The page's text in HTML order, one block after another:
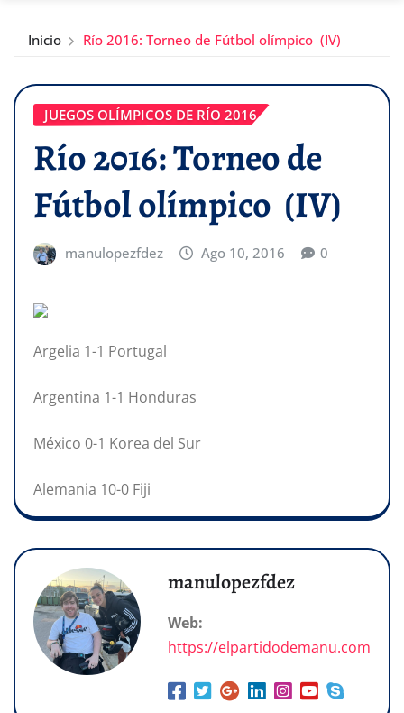
Inicio Río 2016: Torneo de Fútbol olímpico (IV)
JUEGOS OLÍMPICOS DE RÍO 2016
Río 2016: Torneo de
Fútbol olímpico (IV)
manulopezfdez Ago 10, 2016 0
Argelia 1-1 Portugal
Argentina 1-1 Honduras
México 0-1 Korea del Sur
Alemania 10-0 Fiji
manulopezfdez
Web:
https://elpartidodemanu.com